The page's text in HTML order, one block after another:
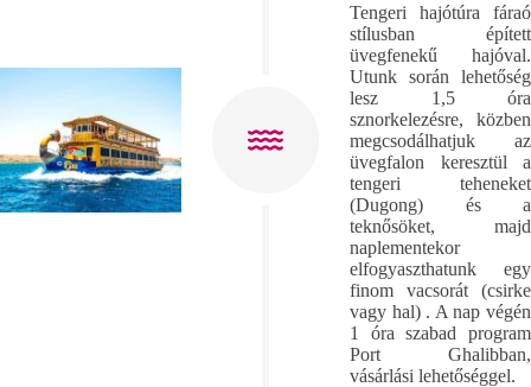
Tengeri hajótúra fáraó
stílusban épített
üvegfenekű hajóval.
Utunk során lehetőség
lesz 1,5 óra
sznorkelezésre, közben
megcsodálhatjuk az
üvegfalon keresztül a
tengeri teheneket
(Dugong) és a
teknősöket, majd
naplementekor
elfogyaszthatunk egy
finom vacsorát (csirke
vagy hal) . A nap végén
1 óra szabad program
Port Ghalibban,
vásárlási lehetőséggel.